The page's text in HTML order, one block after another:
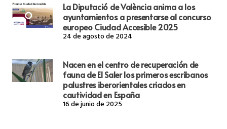
La Diputació de València anima a los
ayuntamientos a presentarse al concurso
europeo Ciudad Accesible 2025
24 de agosto de 2024
Nacen en el centro de recuperación de
fauna de El Saler los primeros escribanos
palustres iberorientales criados en
cautividad en España
16 de junio de 2025